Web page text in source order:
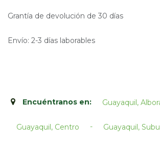
Grantía de devolución de 30 días
Envío: 2-3 días laborables
Encuéntranos en: Guayaquil,
Guayaquil, Centro - Guayaquil,